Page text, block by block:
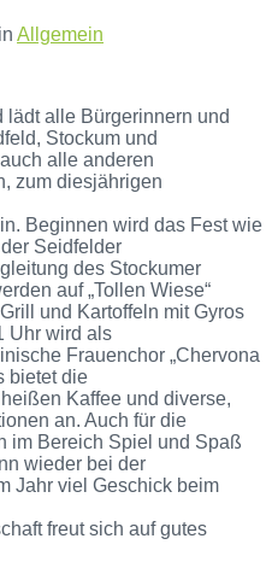
in Allgemein
lädt alle Bürgerinnern und
Stockum und
alle anderen
zum diesjährigen
Beginnen wird das Fest wie
Seidfelder
des Stockumer
auf „Tollen Wiese“
und Kartoffeln mit Gyros
Uhr wird als
Frauenchor „Chervona
bietet die
Kaffee und diverse,
an. Auch für die
im Bereich Spiel und Spaß
wieder bei der
Jahr viel Geschick beim
freut sich auf gutes